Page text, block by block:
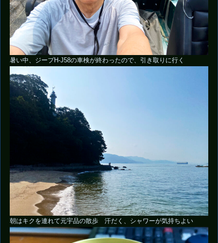
暑い中、ジープH-J58の車検が終わったので、引き取りに行く
朝はキクを連れて元宇品の散歩 汗だく、シャワーが気持ちよい